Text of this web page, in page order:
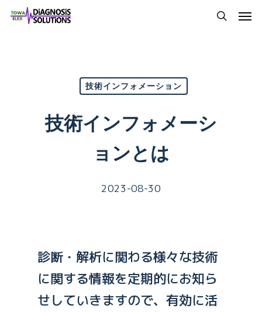
技術インフォメーション
技術インフォメーシ
ョンとは
2023-08-30
診断・解析に関わる様々な技術
に関する情報を定期的にお知ら
せしていきますので、有効に活